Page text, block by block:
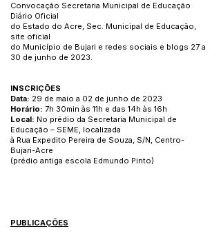
Convocação Secretaria Municipal de Educação
Diário Oficial
do Estado do Acre, Sec. Municipal de Educação,
site oficial
do Município de Bujari e redes sociais e blogs 27 a
30 de junho de 2023.
INSCRIÇÕES
Data: 29 de maio a 02 de junho de 2023
Horário: 7h 30min às 11h e das 14h às 16h
Local: No prédio da Secretaria Municipal de
Educação – SEME, localizada
à Rua Expedito Pereira de Souza, S/N, Centro-
Bujari-Acre
(prédio antiga escola Edmundo Pinto)
PUBLICAÇÕES